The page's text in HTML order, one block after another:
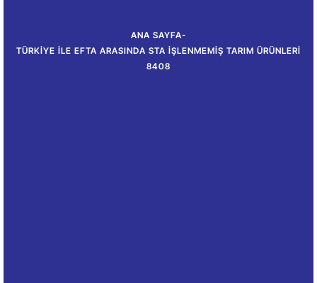
ANA SAYFA-
TÜRKIYE ILE EFTA ARASINDA STA İŞLENMEMIŞ TARIM ÜRÜNLERI
8408